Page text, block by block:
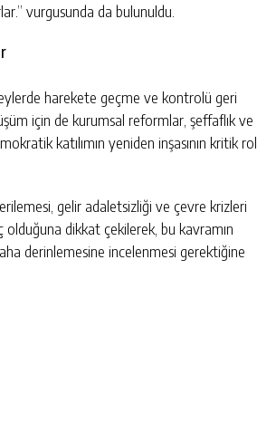
vurgusunda da bulunuldu.
harekete geçme ve kontrolü geri
için de kurumsal reformlar, şeffaflık ve
katılımın yeniden inşasının kritik rol
gelir adaletsizliği ve çevre krizleri
olduğuna dikkat çekilerek, bu kavramın
derinlemesine incelenmesi gerektiğine